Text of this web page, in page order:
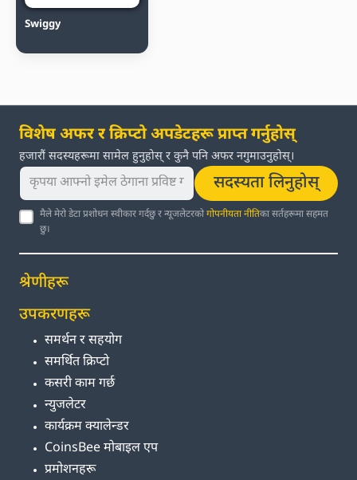
Swiggy
विशेष अफर र क्रिप्टो अपडेटहरू प्राप्त गर्नुहोस्
हजारौं सदस्यहरूमा सामेल हुनुहोस् र कुनै पनि अफर नगुमाउनुहोस्।
सदस्यता लिनुहोस्
मैले मेरो डेटा प्रशोधन स्वीकार गर्दछु र न्यूजलेटरकोगोपनीयता नीतिका सर्तहरूमा सहमत
छु।
श्रेणीहरू
उपकरणहरू
समर्थन र सहयोग
समर्थित क्रिप्टो
कसरी काम गर्छ
न्युजलेटर
कार्यक्रम क्यालेन्डर
CoinsBee मोबाइल एप
प्रमोशनहरू